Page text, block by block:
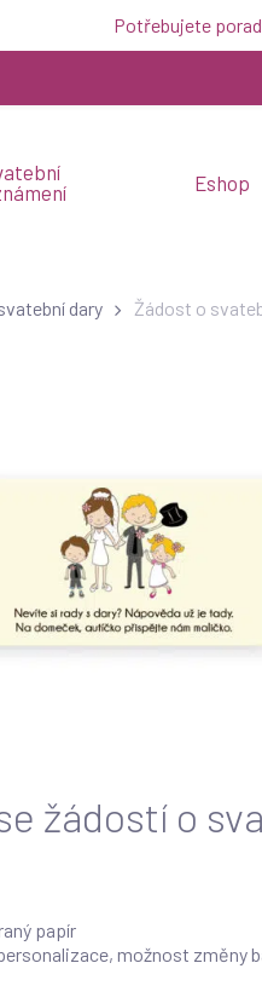
Potřebujete
Products
Eshop
dary Žádost o
žádostí o
papír
možnost změny